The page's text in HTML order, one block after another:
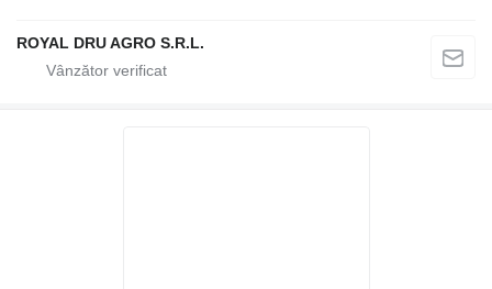
ROYAL DRU AGRO S.R.L.